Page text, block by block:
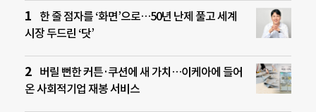
한 줄 점자를 ‘화면’으로…50년 난제 풀고 세계
시장 두드린 ‘닷’
버릴 뻔한 커튼·쿠션에 새 가치…이케아에 들어
온 사회적기업 재봉 서비스